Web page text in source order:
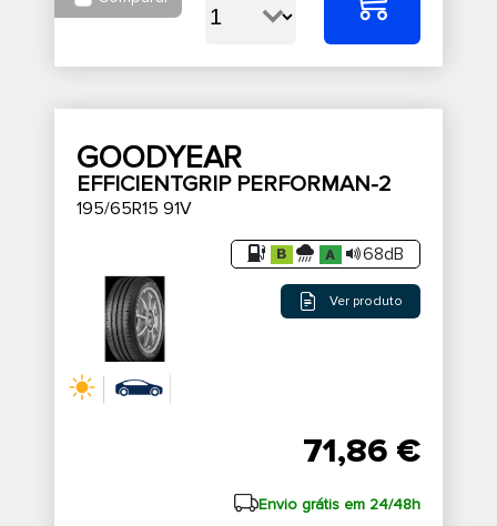
GOODYEAR
EFFICIENTGRIP PERFORMAN-2
195/65R15 91V
68dB
Ver produto
71,86 €
Envio grátis em 24/48h